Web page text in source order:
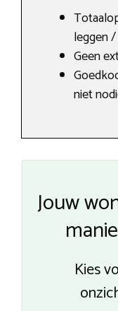
leggen
Geen
niet
Jouw
Kies